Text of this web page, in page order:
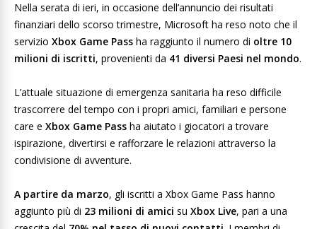
Nella serata di ieri, in occasione dell’annuncio dei risultati
finanziari dello scorso trimestre, Microsoft ha reso noto che il
servizio Xbox Game Pass ha raggiunto il numero di oltre 10
milioni di iscritti, provenienti da 41 diversi Paesi nel mondo.
L’attuale situazione di emergenza sanitaria ha reso difficile
trascorrere del tempo con i propri amici, familiari e persone
care e Xbox Game Pass ha aiutato i giocatori a trovare
ispirazione, divertirsi e rafforzare le relazioni attraverso la
condivisione di avventure.
A partire da marzo, gli iscritti a Xbox Game Pass hanno
aggiunto più di 23 milioni di amici su Xbox Live, pari a una